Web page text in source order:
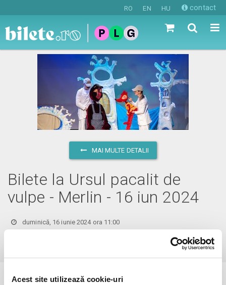
Acest site utilizează cookie-uri
RO EN HU contact
MAI MULTE DETALII
Bilete la Ursul pacalit de
vulpe - Merlin - 16 iun 2024
duminică, 16 iunie 2024 ora 11:00
Evenimentul a expirat.